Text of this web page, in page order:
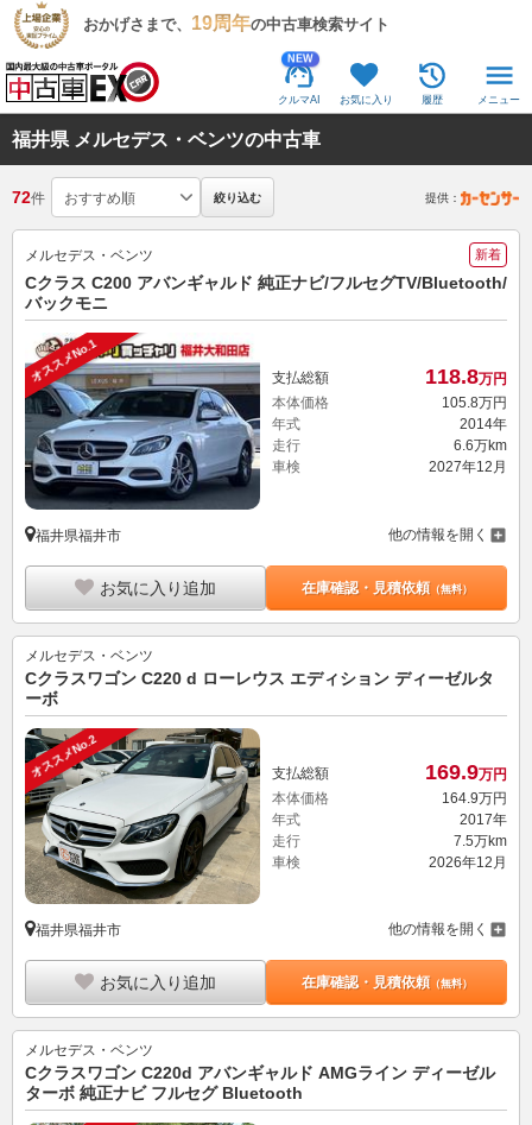
おかげさまで、 19周年の中古車検索サイト
NEW
クルマAI お気に入り 履歴 メニュー
福井県 メルセデス・ベンツの中古車
72件 絞り込む 提供：
メルセデス・ベンツ 新着
Cクラス C200 アバンギャルド 純正ナビ/フルセグTV/Bluetooth/
バックモニ
オススメNo.1 支払総額 118.8万円
本体価格
105.8万円
年式
2014年
走行
6.6万km
車検
2027年12月
福井県福井市 他の情報を開く
お気に入り追加 在庫確認・見積依頼（無料）
メルセデス・ベンツ
Cクラスワゴン C220 d ローレウス エディション ディーゼルタ
ーボ
オススメNo.2 支払総額 169.9万円
本体価格
164. 9万円
年式
2017年
走行
7.5万km
車検
2026年12月
福井県福井市 他の情報を開く
お気に入り追加 在庫確認・見積依頼（無料）
メルセデス・ベンツ
Cクラスワゴン C220d アバンギャルド AMGライン ディーゼル
ターボ 純正ナビ フルセグ Bluetooth